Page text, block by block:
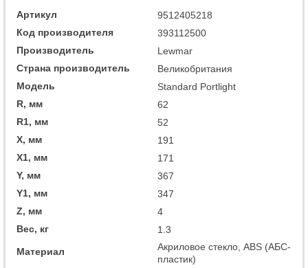
Артикул
9512405218
Код производителя
393112500
Производитель
Lewmar
Страна производитель
Великобритания
Модель
Standard Portlight
R, мм
62
R1, мм
52
X, мм
191
X1, мм
171
Y, мм
367
Y1, мм
347
Z, мм
4
Вес, кг
1.3
Материал
Акриловое стекло, ABS (АБС-
пластик)